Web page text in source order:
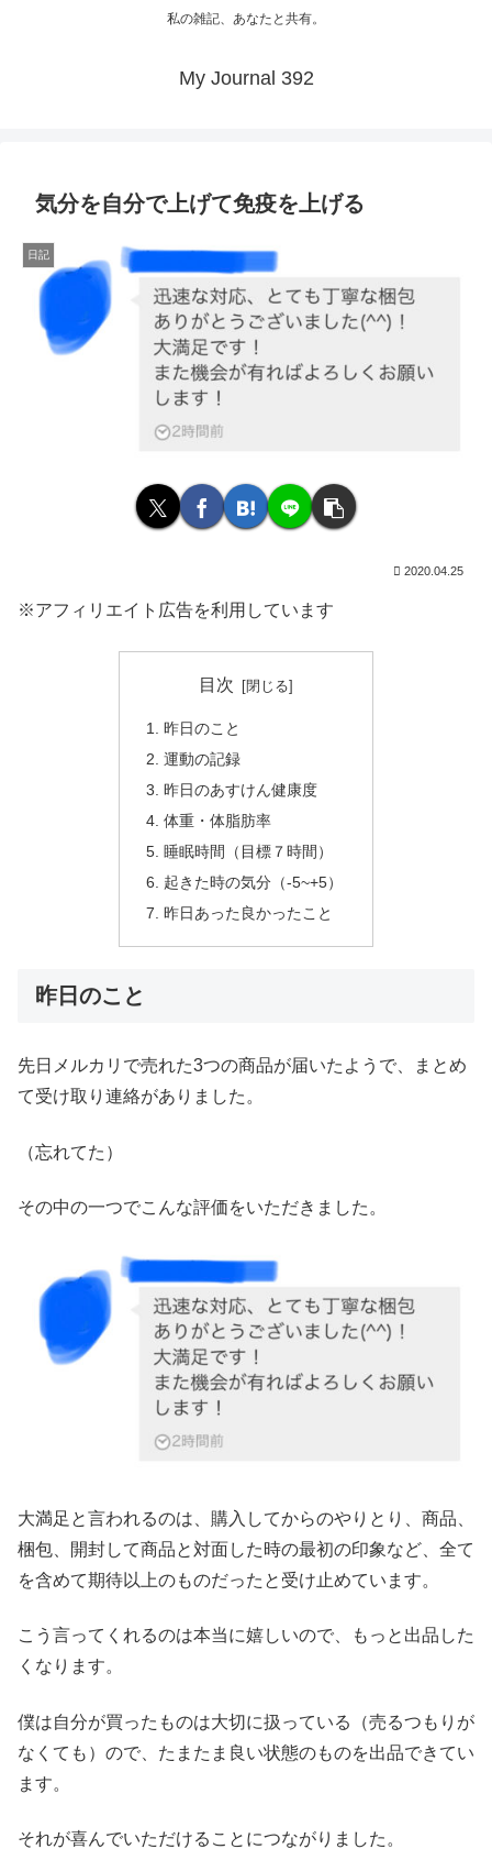
私の雑記、あなたと共有。
My Journal 392
気分を自分で上げて免疫を上げる
日記
2020.04.25
※アフィリエイト広告を利用しています
目次
昨日のこと
運動の記録
昨日のあすけん健康度
体重・体脂肪率
睡眠時間（目標７時間）
起きた時の気分（-5~+5）
昨日あった良かったこと
昨日のこと
先日メルカリで売れた3つの商品が届いたようで、まとめ
て受け取り連絡がありました。
（忘れてた）
その中の一つでこんな評価をいただきました。
大満足と言われるのは、購入してからのやりとり、商品、
梱包、開封して商品と対面した時の最初の印象など、全て
を含めて期待以上のものだったと受け止めています。
こう言ってくれるのは本当に嬉しいので、もっと出品した
くなります。
僕は自分が買ったものは大切に扱っている（売るつもりが
なくても）ので、たまたま良い状態のものを出品できてい
ます。
それが喜んでいただけることにつながりました。